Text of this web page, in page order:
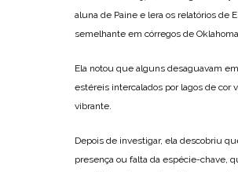
aluna de Paine e lera os relatórios de
semelhante em córregos de
Ela notou que alguns desaguavam
estéreis intercalados por lagos de cor
vibrante.
Depois de investigar, ela descobriu
presença ou falta da espécie-chave,